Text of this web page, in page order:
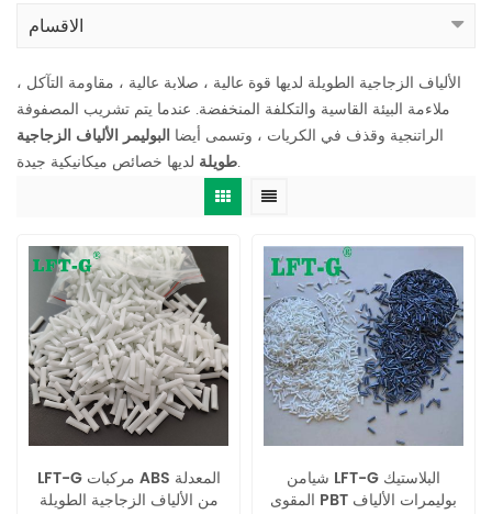
الاقسام
الألياف الزجاجية الطويلة لديها قوة عالية ، صلابة عالية ، مقاومة التآكل ،
ملاءمة البيئة القاسية والتكلفة المنخفضة. عندما يتم تشريب المصفوفة
الراتنجية وقذف في الكريات ، وتسمى أيضا البوليمر الألياف الزجاجية
طويلةلديها خصائص ميكانيكية جيدة.
LFT-G مركبات ABS المعدلة
من الألياف الزجاجية الطويلة
شيامن LFT-G البلاستيك
المقوى PBT بوليمرات الألياف